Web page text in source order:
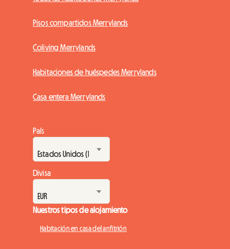
Pisos compartidos Merrylands
Coliving Merrylands
Habitaciones de huéspedes Merrylands
Casa entera Merrylands
País
Divisa
Nuestros tipos de alojamiento
Habitación en casa del anfitrión